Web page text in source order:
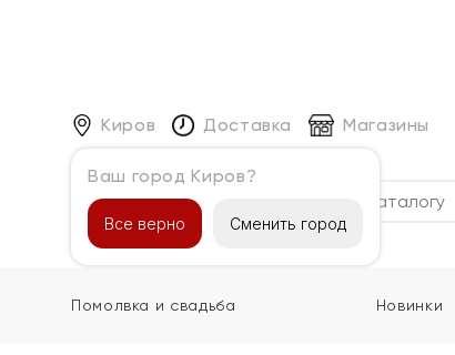
Киров
Ваш город Киров?
Все верно Сменить город
Доставка Магазины
Каталог
Помолвка и свадьба Новинки